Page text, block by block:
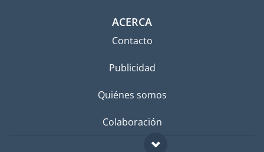
ACERCA
Contacto
Publicidad
Quiénes somos
Colaboración